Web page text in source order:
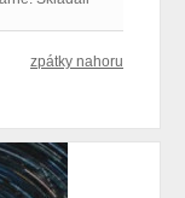
zpátky nahoru